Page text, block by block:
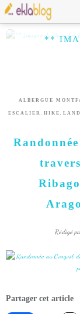
**
ALBERGUE
ESCALIER , HIKE ,
Rédigé
Partager cet article